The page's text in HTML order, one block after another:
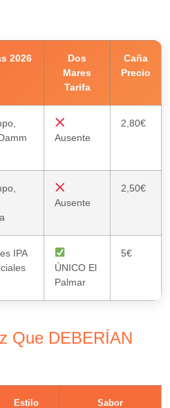
2026
Dos
Mares
Tarifa
Caña
Precio
Ausente
2,80€
Ausente
2,50€
IPA
ÚNICO El
Palmar
5€
Que DEBERÍAN
Estilo Sabor